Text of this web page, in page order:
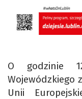
O godzinie
Wojewódzkiego
Unii